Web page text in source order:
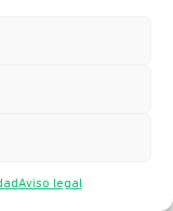
Aviso legal